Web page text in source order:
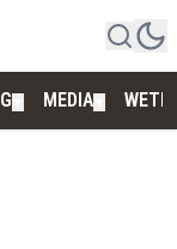
MEDIA